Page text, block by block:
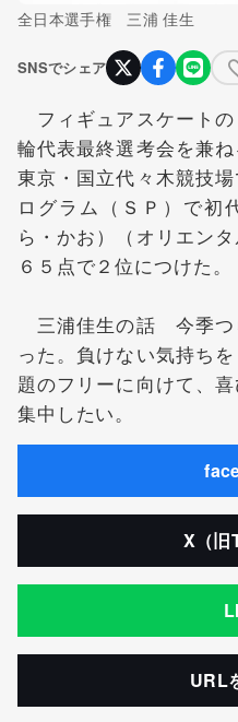
全日本選手権 三浦 佳生
SNSでシェア
フィギュアスケート
輪代表最終選考会を兼ね
東京・国立代々木競技
ログラム（ＳＰ）で初
ら・かお）（オリエン
６５点で２位につけた。
三浦佳生の話 今季つ
った。負けない気持ち
題のフリーに向けて、
集中したい。
X（旧
URL